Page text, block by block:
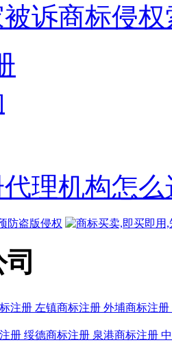
诉商标侵
理机构怎么
注册 左镇商标注册 外埔商标注册
册 绥德商标注册 泉港商标注册